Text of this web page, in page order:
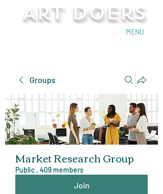
Art Doers
MENU
Groups
Market Research Group
Public · 409 members
Join